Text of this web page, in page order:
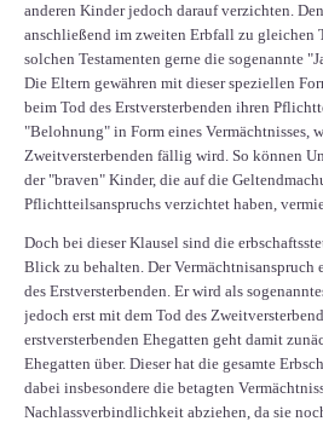
anderen Kinder jedoch darauf verzichten.
anschließend im zweiten Erbfall zu gleichen
solchen Testamenten gerne die sogenannte
Die Eltern gewähren mit dieser speziellen
beim Tod des Erstversterbenden ihren
"Belohnung" in Form eines Vermächtnisses,
Zweitversterbenden fällig wird. So können
der "braven" Kinder, die auf die
Pflichtteilsanspruchs verzichtet haben,
Doch bei dieser Klausel sind die
Blick zu behalten. Der Vermächtnisanspruch
des Erstversterbenden. Er wird als
jedoch erst mit dem Tod des
erstversterbenden Ehegatten geht damit
Ehegatten über. Dieser hat die gesamte
dabei insbesondere die betagten
Nachlassverbindlichkeit abziehen, da sie